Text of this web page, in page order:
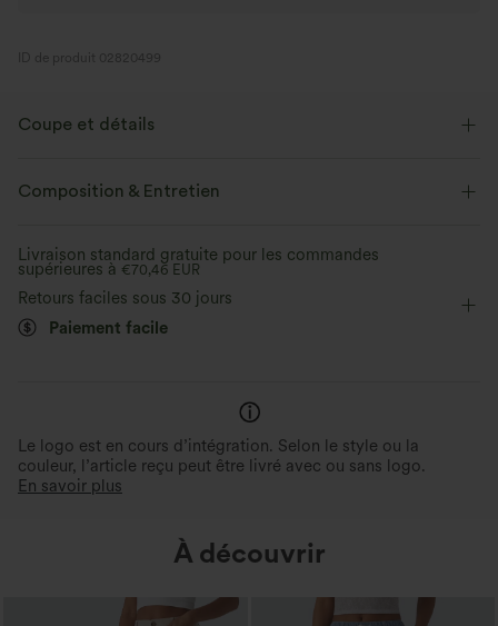
ID de produit 02820499
Coupe et détails
Oversize
Élasticité quatre directions
Composition & Entretien
Livraison standard gratuite pour les commandes
supérieures à €70,46 EUR
Retours faciles sous 30 jours
Paiement facile
Le logo est en cours d’intégration. Selon le style ou la
couleur, l’article reçu peut être livré avec ou sans logo.
En savoir plus
À découvrir